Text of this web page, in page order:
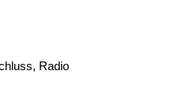
Radio